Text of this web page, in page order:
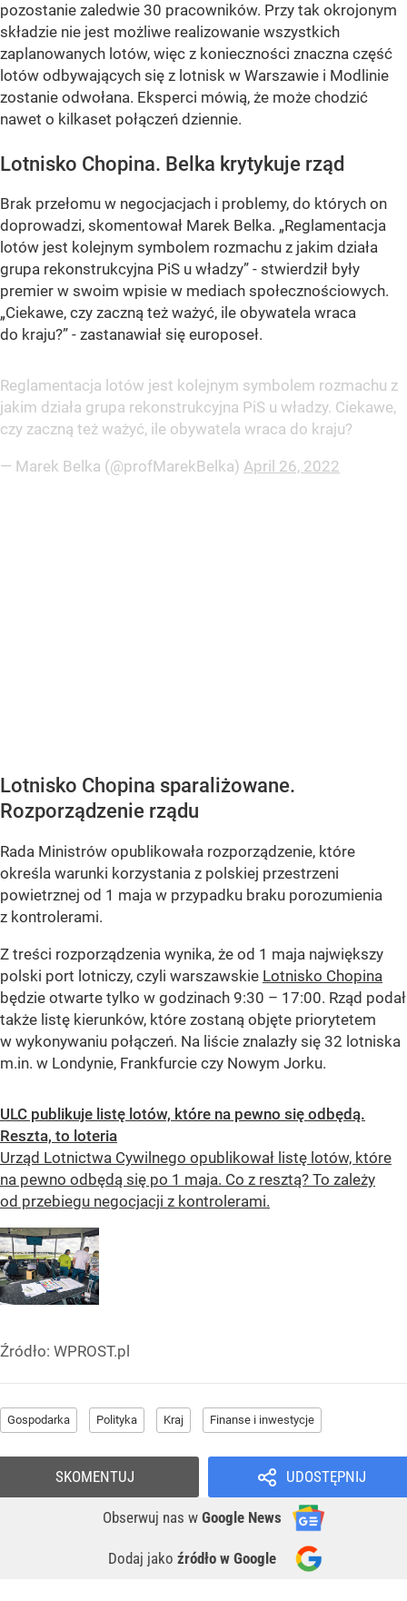
pozostanie zaledwie 30 pracowników. Przy tak okrojonym
składzie nie jest możliwe realizowanie wszystkich
zaplanowanych lotów, więc z konieczności znaczna część
lotów odbywających się z lotnisk w Warszawie i Modlinie
zostanie odwołana. Eksperci mówią, że może chodzić
nawet o kilkaset połączeń dziennie.
Lotnisko Chopina. Belka krytykuje rząd
Brak przełomu w negocjacjach i problemy, do których on
doprowadzi, skomentował Marek Belka. „Reglamentacja
lotów jest kolejnym symbolem rozmachu z jakim działa
grupa rekonstrukcyjna PiS u władzy” - stwierdził były
premier w swoim wpisie w mediach społecznościowych.
„Ciekawe, czy zaczną też ważyć, ile obywatela wraca
do kraju?” - zastanawiał się europoseł.
Reglamentacja lotów jest kolejnym symbolem rozmachu z
jakim działa grupa rekonstrukcyjna PiS u władzy. Ciekawe,
czy zaczną też ważyć, ile obywatela wraca do kraju?
— Marek Belka (@profMarekBelka) April 26, 2022
Lotnisko Chopina sparaliżowane.
Rozporządzenie rządu
Rada Ministrów opublikowała rozporządzenie, które
określa warunki korzystania z polskiej przestrzeni
powietrznej od 1 maja w przypadku braku porozumienia
z kontrolerami.
Z treści rozporządzenia wynika, że od 1 maja największy
polski port lotniczy, czyli warszawskie Lotnisko Chopina
będzie otwarte tylko w godzinach 9:30 – 17:00. Rząd podał
także listę kierunków, które zostaną objęte priorytetem
w wykonywaniu połączeń. Na liście znalazły się 32 lotniska
m.in. w Londynie, Frankfurcie czy Nowym Jorku.
ULC publikuje listę lotów, które na pewno się odbędą.
Reszta, to loteria
Urząd Lotnictwa Cywilnego opublikował listę lotów, które
na pewno odbędą się po 1 maja. Co z resztą? To zależy
od przebiegu negocjacji z kontrolerami.
Źródło: WPROST.pl
Gospodarka Polityka Kraj Finanse i inwestycje
UDOSTĘPNIJ
Obserwuj nas w Google News
Dodaj jako źródło w Google
SKOMENTUJ